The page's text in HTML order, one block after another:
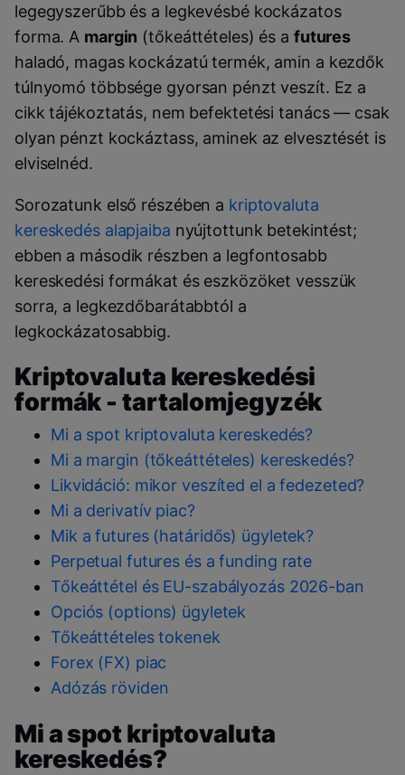
legegyszerűbb és a legkevésbé kockázatos
forma. A margin (tőkeáttételes) és a futures
haladó, magas kockázatú termék, amin a kezdők
túlnyomó többsége gyorsan pénzt veszít. Ez a
cikk tájékoztatás, nem befektetési tanács — csak
olyan pénzt kockáztass, aminek az elvesztését is
elviselnéd.
Sorozatunk első részében a kriptovaluta
kereskedés alapjaiba nyújtottunk betekintést;
ebben a második részben a legfontosabb
kereskedési formákat és eszközöket vesszük
sorra, a legkezdőbarátabbtól a
legkockázatosabbig.
Kriptovaluta kereskedési
formák - tartalomjegyzék
Mi a spot kriptovaluta kereskedés?
Mi a margin (tőkeáttételes) kereskedés?
Likvidáció: mikor veszíted el a fedezeted?
Mi a derivatív piac?
Mik a futures (határidős) ügyletek?
Perpetual futures és a funding rate
Tőkeáttétel és EU-szabályozás 2026-ban
Opciós (options) ügyletek
Tőkeáttételes tokenek
Forex (FX) piac
Adózás röviden
Mi a spot kriptovaluta
kereskedés?